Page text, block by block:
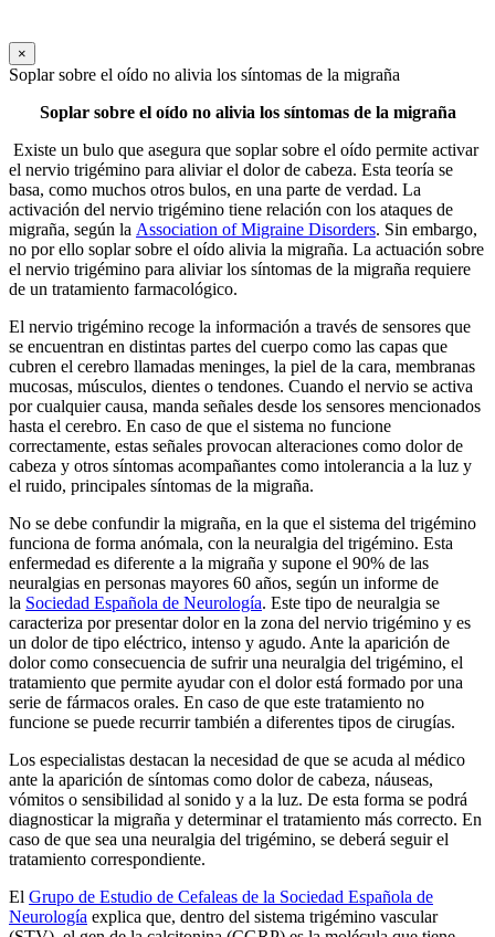
×
Soplar sobre el oído no alivia los síntomas de la migraña
Soplar sobre el oído no alivia los síntomas de la migraña
Existe un bulo que asegura que soplar sobre el oído permite activar
el nervio trigémino para aliviar el dolor de cabeza. Esta teoría se
basa, como muchos otros bulos, en una parte de verdad. La
activación del nervio trigémino tiene relación con los ataques de
migraña, según la Association of Migraine Disorders. Sin embargo,
no por ello soplar sobre el oído alivia la migraña. La actuación sobre
el nervio trigémino para aliviar los síntomas de la migraña requiere
de un tratamiento farmacológico.
El nervio trigémino recoge la información a través de sensores que
se encuentran en distintas partes del cuerpo como las capas que
cubren el cerebro llamadas meninges, la piel de la cara, membranas
mucosas, músculos, dientes o tendones. Cuando el nervio se activa
por cualquier causa, manda señales desde los sensores mencionados
hasta el cerebro. En caso de que el sistema no funcione
correctamente, estas señales provocan alteraciones como dolor de
cabeza y otros síntomas acompañantes como intolerancia a la luz y
el ruido, principales síntomas de la migraña.
No se debe confundir la migraña, en la que el sistema del trigémino
funciona de forma anómala, con la neuralgia del trigémino. Esta
enfermedad es diferente a la migraña y supone el 90% de las
neuralgias en personas mayores 60 años, según un informe de
la Sociedad Española de Neurología. Este tipo de neuralgia se
caracteriza por presentar dolor en la zona del nervio trigémino y es
un dolor de tipo eléctrico, intenso y agudo. Ante la aparición de
dolor como consecuencia de sufrir una neuralgia del trigémino, el
tratamiento que permite ayudar con el dolor está formado por una
serie de fármacos orales. En caso de que este tratamiento no
funcione se puede recurrir también a diferentes tipos de cirugías.
Los especialistas destacan la necesidad de que se acuda al médico
ante la aparición de síntomas como dolor de cabeza, náuseas,
vómitos o sensibilidad al sonido y a la luz. De esta forma se podrá
diagnosticar la migraña y determinar el tratamiento más correcto. En
caso de que sea una neuralgia del trigémino, se deberá seguir el
tratamiento correspondiente.
El Grupo de Estudio de Cefaleas de la Sociedad Española de
Neurología explica que, dentro del sistema trigémino vascular